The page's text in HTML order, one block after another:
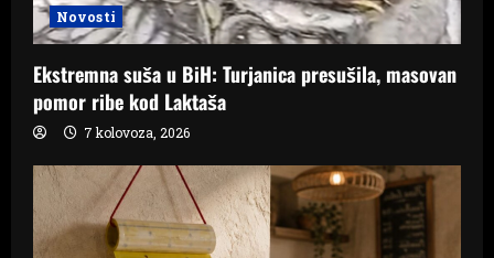
Novosti
Ekstremna suša u BiH: Turjanica presušila, masovan
pomor ribe kod Laktaša
7 kolovoza, 2026